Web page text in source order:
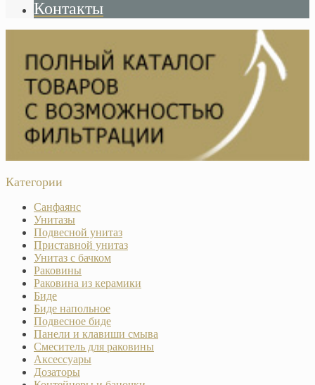
Контакты
Категории
Санфаянс
Унитазы
Подвесной унитаз
Приставной унитаз
Унитаз с бачком
Раковины
Раковина из керамики
Биде
Биде напольное
Подвесное биде
Панели и клавиши смыва
Смеситель для раковины
Аксессуары
Дозаторы